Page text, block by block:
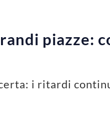
piazze:
i ritardi